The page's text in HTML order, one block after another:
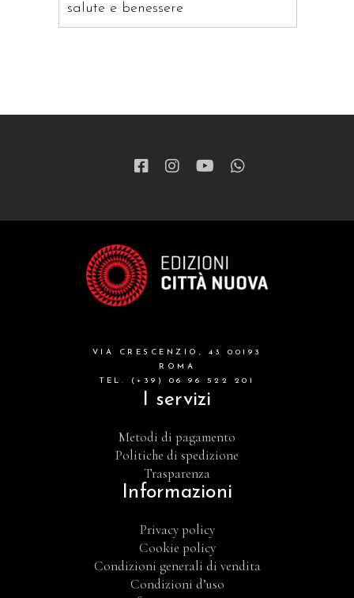
salute e benessere
patristica
grandi opere
formazione cristiana e liturgia
catalogo storico
attualita'
VIA CRESCENZIO, 43 00193
ROMA
TEL. (+39) 06 96 522 201
I servizi
Metodi di pagamento
Politiche di spedizione
Trasparenza
Informazioni
Privacy policy
Cookie policy
Condizioni generali di vendita
Condizioni d’uso